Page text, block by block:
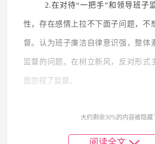
2.在对待“一把手”和领导班子
性，存在感情上拉不下面子问题，不
督。认为班子廉洁自律意识强，整体
监督的问题。在树立新风，反对形式
面忽视了监督。
统的工作模式和方法，对新事物、新
用不够积极主动，缺乏创新意识和开
大约剩余30%的内容被隐藏